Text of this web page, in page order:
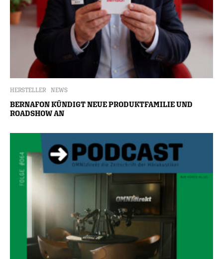
HERSTELLER NEWS
BERNAFON KÜNDIGT NEUE PRODUKTFAMILIE UND
ROADSHOW AN